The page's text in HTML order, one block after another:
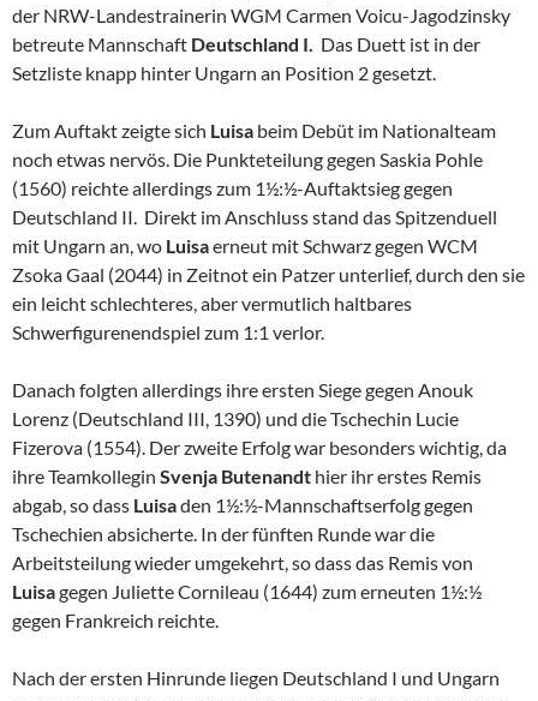
der NRW-Landestrainerin WGM Carmen Voicu-Jagodzinsky
betreute Mannschaft Deutschland I. Das Duett ist in der
Setzliste knapp hinter Ungarn an Position 2 gesetzt.
Zum Auftakt zeigte sich Luisa beim Debüt im Nationalteam
noch etwas nervös. Die Punkteteilung gegen Saskia Pohle
(1560) reichte allerdings zum 1½:½-Auftaktsieg gegen
Deutschland II. Direkt im Anschluss stand das Spitzenduell
mit Ungarn an, wo Luisaerneut mit Schwarz gegen WCM
Zsoka Gaal (2044) in Zeitnot ein Patzer unterlief, durch den sie
ein leicht schlechteres, aber vermutlich haltbares
Schwerfigurenendspiel zum 1:1 verlor.
Danach folgten allerdings ihre ersten Siege gegen Anouk
Lorenz (Deutschland III, 1390) und die Tschechin Lucie
Fizerova (1554). Der zweite Erfolg war besonders wichtig, da
ihre Teamkollegin Svenja Butenandt hier ihr erstes Remis
abgab, so dass Luisaden 1½:½-Mannschaftserfolg gegen
Tschechien absicherte. In der fünften Runde war die
Arbeitsteilung wieder umgekehrt, so dass das Remis von
Luisagegen Juliette Cornileau (1644) zum erneuten 1½:½
gegen Frankreich reichte.
Nach der ersten Hinrunde liegen Deutschland I und Ungarn